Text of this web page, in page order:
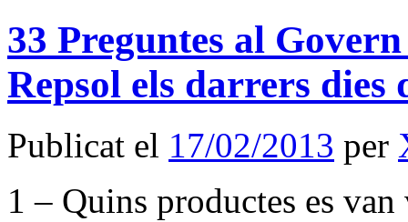
33 Preguntes al
Repsol els darrers dies
Publicat el 17/02/2013 per
1 – Quins productes es